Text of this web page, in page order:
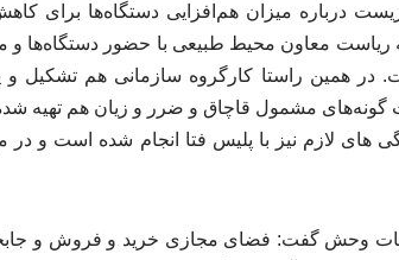
میزان هم‌افزایی دستگاه‌ها برای
ریاست معاون محیط طبیعی با حضور دستگاه‌ها و
در همین راستا کارگروه سازمانی هم تشکیل
مشمول قاچاق و ضرر و زیان هم تهیه
های لازم نیز با پلیس فتا انجام شده است و در
وحش گفت: فضای مجازی خرید و فروش و